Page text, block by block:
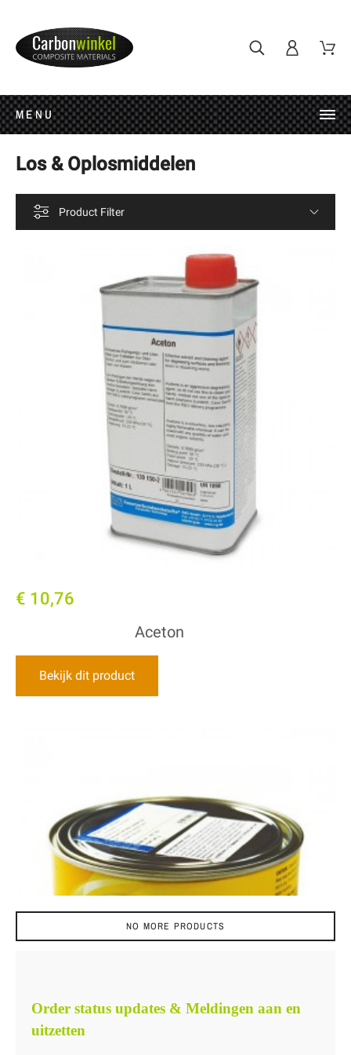
MENU
Los & Oplosmiddelen
Product Filter
€ 10,76
Aceton
Bekijk dit product
NO MORE PRODUCTS
Order status updates & Meldingen aan en
uitzetten